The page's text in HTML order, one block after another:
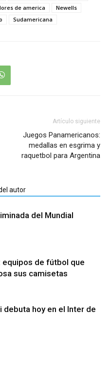
de america
Newells
Sudamericana
Artículo siguiente
Juegos Panamericanos:
medallas en esgrima y
raquetbol para Argentina
autor
del Mundial
equipos de fútbol que
sus camisetas
debuta hoy en el Inter de